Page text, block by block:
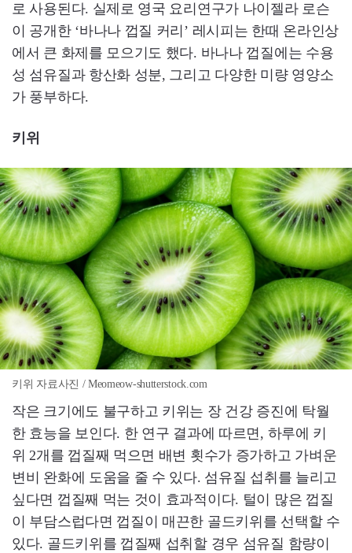
로 사용된다. 실제로 영국 요리연구가 나이젤라 로슨
이 공개한 ‘바나나 껍질 커리’ 레시피는 한때 온라인상
에서 큰 화제를 모으기도 했다. 바나나 껍질에는 수용
성 섬유질과 항산화 성분, 그리고 다양한 미량 영양소
가 풍부하다.
키위
키위 자료사진 / Meomeow-shutterstock.com
작은 크기에도 불구하고 키위는 장 건강 증진에 탁월
한 효능을 보인다. 한 연구 결과에 따르면, 하루에 키
위 2개를 껍질째 먹으면 배변 횟수가 증가하고 가벼운
변비 완화에 도움을 줄 수 있다. 섬유질 섭취를 늘리고
싶다면 껍질째 먹는 것이 효과적이다. 털이 많은 껍질
이 부담스럽다면 껍질이 매끈한 골드키위를 선택할 수
있다. 골드키위를 껍질째 섭취할 경우 섬유질 함량이